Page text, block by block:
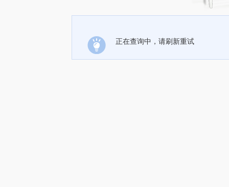
正在查询中，请刷新重试